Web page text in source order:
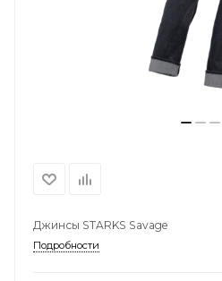
Джинсы STARKS Savage
Подробности